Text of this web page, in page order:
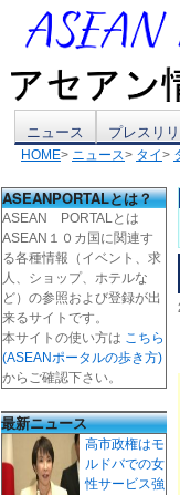
テ
ン
ツ
へ
ス
キ
ッ
ニュース プレスリ
HOME> ニュース> タイ>
ASEANPORTALとは？
ASEAN PORTALとは
ASEAN１０カ国に関連す
る各種情報（イベント、求
人、ショップ、ホテルな
ど）の参照および登録が出
来るサイトです。
本サイトの使い方は こちら
(ASEANポータルの歩き方)
からご確認下さい。
最新ニュース
高市政権はモ
ルドバでの女
性サービス強